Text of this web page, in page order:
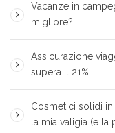
Vacanze in
migliore?
Assicurazione
supera il 21%
Cosmetici solidi
la mia valigia (e la